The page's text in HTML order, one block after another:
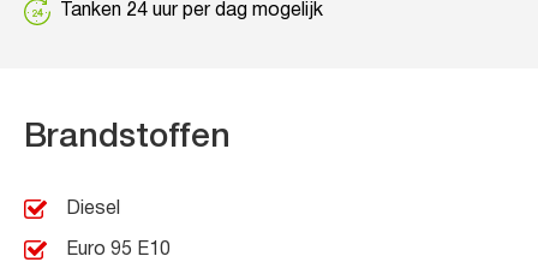
Tanken 24 uur per dag mogelijk
Brandstoffen
Diesel
Euro 95 E10